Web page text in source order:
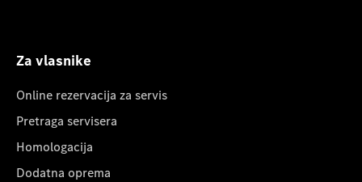
Za vlasnike
Online rezervacija za servis
Pretraga servisera
Homologacija
Dodatna oprema